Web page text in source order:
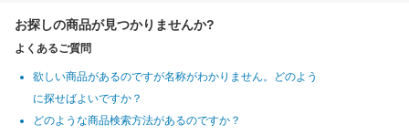
お探しの商品が見つかりませんか?
よくあるご質問
欲しい商品があるのですが名称がわかりません。どのよう
に探せばよいですか？
どのような商品検索方法があるのですか？